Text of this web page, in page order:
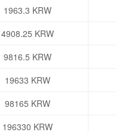
1963.3 KRW
4908.25 KRW
9816.5 KRW
19633 KRW
98165 KRW
196330 KRW